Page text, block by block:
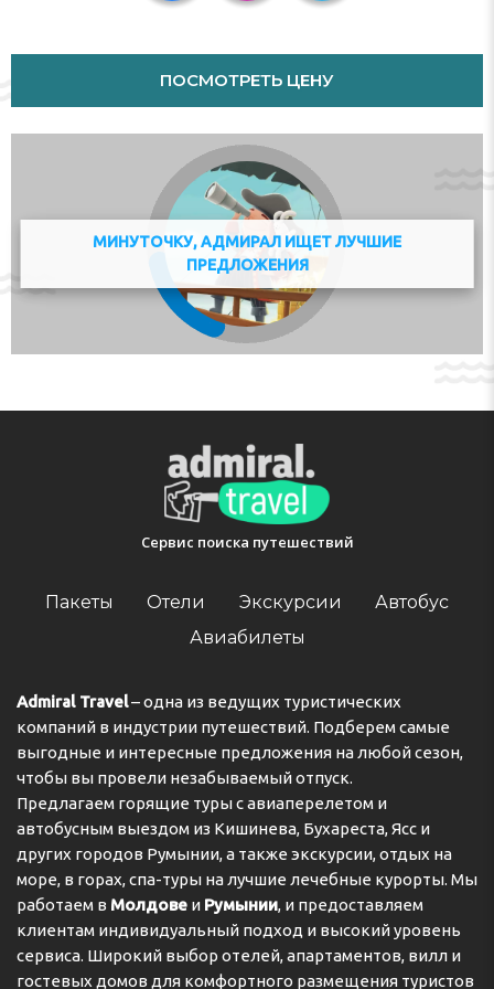
Sports/Entertainment
An entertainment programme is offered for children. Copyright
client no. 125125
Korsjespoortsteeg 3, 1015 AP Amsterdam,
Netherlands
+31629623499
ПОСМОТРЕТЬ ЦЕНУ
МИНУТОЧКУ, АДМИРАЛ ИЩЕТ ЛУЧШИЕ
ПРЕДЛОЖЕНИЯ
Сервис поиска путешествий
Пакеты Отели Экскурсии
Автобус
Авиабилеты
Admiral Travel– одна из ведущих туристических
компаний в индустрии путешествий. Подберем самые
выгодные и интересные предложения на любой сезон,
чтобы вы провели незабываемый отпуск.
Предлагаем горящие туры с авиаперелетом и
автобусным выездом из Кишинева, Бухареста, Ясс и
других городов Румынии, а также экскурсии, отдых на
море, в горах, спа-туры на лучшие лечебные курорты. Мы
работаем в Молдове и Румынии, и предоставляем
клиентам индивидуальный подход и высокий уровень
сервиса. Широкий выбор отелей, апартаментов, вилл и
гостевых домов для комфортного размещения туристов